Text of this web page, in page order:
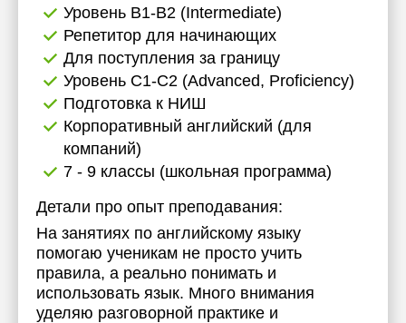
Уровень B1-B2 (Intermediate)
Репетитор для начинающих
Для поступления за границу
Уровень C1-C2 (Advanced, Proficiency)
Подготовка к НИШ
Корпоративный английский (для
компаний)
7 - 9 классы (школьная программа)
Детали про опыт преподавания:
На занятиях по английскому языку
помогаю ученикам не просто учить
правила, а реально понимать и
использовать язык. Много внимания
уделяю разговорной практике и
16:30
17:00
17:30
18:00
19:30
20:00